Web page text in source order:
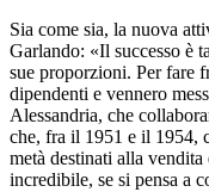
Sia come sia, la nuova
Garlando: «Il successo è
sue proporzioni. Per fare
dipendenti e vennero
Alessandria, che
che, fra il 1951 e il 1954,
metà destinati alla
incredibile, se si pensa a